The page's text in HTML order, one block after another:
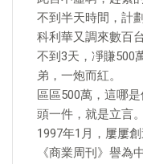
不到半天時間，計
科利華又調來數百
不到3天，凈賺500
弟，一炮而紅。
區區500萬，這哪
頭一件，就是立言。
1997年1月，屢屢
《商業周刊》譽為